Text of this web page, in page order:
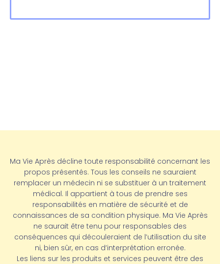
Ma Vie Après décline toute responsabilité concernant les
propos présentés. Tous les conseils ne sauraient
remplacer un médecin ni se substituer à un traitement
médical. Il appartient à tous de prendre ses
responsabilités en matière de sécurité et de
connaissances de sa condition physique. Ma Vie Après
ne saurait être tenu pour responsables des
conséquences qui découleraient de l’utilisation du site
ni, bien sûr, en cas d’interprétation erronée.
Les liens sur les produits et services peuvent être des